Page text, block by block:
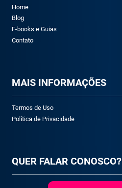
Home
Blog
E-books e Guias
Contato
MAIS INFORMAÇÕES
Termos de Uso
Política de Privacidade
QUER FALAR CONOSCO?